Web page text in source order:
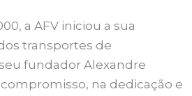
a AFV iniciou a sua
transportes de
fundador Alexandre
na dedicação e